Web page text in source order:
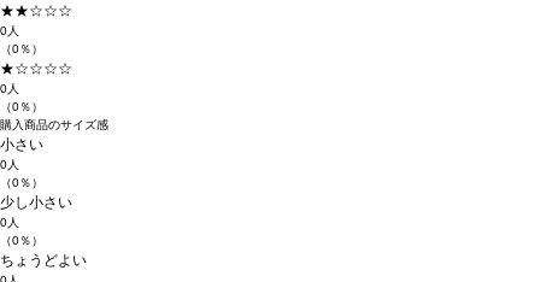
★★☆☆☆
0人
（0％）
★☆☆☆☆
0人
（0％）
購入商品のサイズ感
小さい
0人
（0％）
少し小さい
0人
（0％）
ちょうどよい